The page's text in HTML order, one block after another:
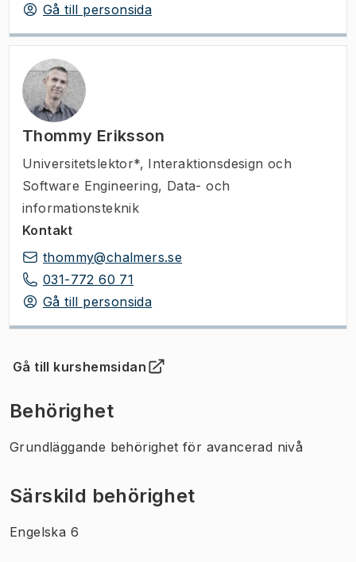
Gå till personsida
Thommy Eriksson
Universitetslektor*, Interaktionsdesign och
Software Engineering, Data- och
informationsteknik
Kontakt
thommy@chalmers.se
031-772 60 71
Gå till personsida
Gå till kurshemsidan
(Öppnas i ny flik)
Behörighet
Grundläggande behörighet för avancerad nivå
Särskild behörighet
Engelska 6